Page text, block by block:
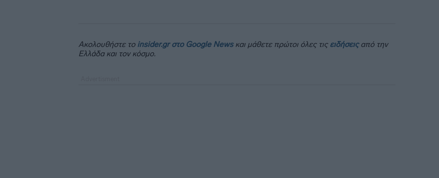
Ακολουθήστε το insider.gr στο Google Newsκαι μάθετε πρώτοι όλες τις ειδήσειςαπό την
Ελλάδα και τον κόσμο.